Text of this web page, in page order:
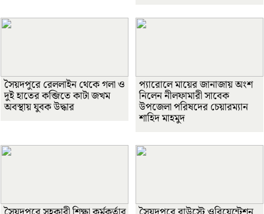
সৈয়দপুরে রেললাইন থেকে গলা ও
দুই হাতের কব্জিতে কাটা জখম
অবস্থায় যুবক উদ্ধার
প্যারোলে মায়ের জানাজায় অংশ
নিলেন নীলফামারী সাবেক
উপজেলা পরিষদের চেয়ারম্যান
শাহিদ মাহমুদ